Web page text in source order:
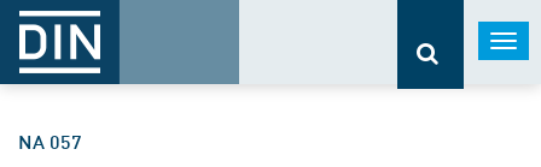
NA 057